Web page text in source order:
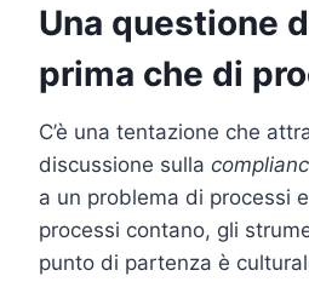
Una questione
prima che di
C’è una tentazione che
discussione sulla
a un problema di processi
processi contano, gli
punto di partenza è